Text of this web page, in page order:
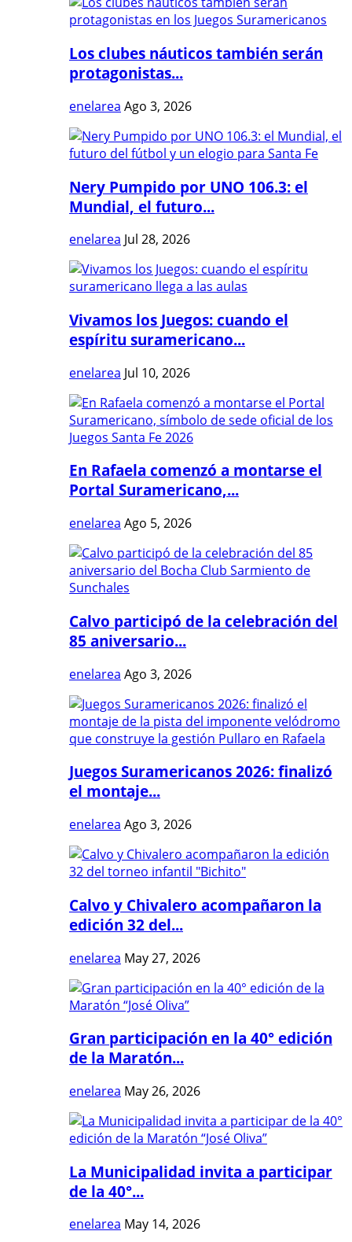
Los clubes náuticos también serán
protagonistas...
enelarea Ago 3, 2026
Nery Pumpido por UNO 106.3: el
Mundial, el futuro...
enelarea Jul 28, 2026
Vivamos los Juegos: cuando el
espíritu suramericano...
enelarea Jul 10, 2026
En Rafaela comenzó a montarse el
Portal Suramericano,...
enelarea Ago 5, 2026
Calvo participó de la celebración del
85 aniversario...
enelarea Ago 3, 2026
Juegos Suramericanos 2026: finalizó
el montaje...
enelarea Ago 3, 2026
Calvo y Chivalero acompañaron la
edición 32 del...
enelarea May 27, 2026
Gran participación en la 40° edición
de la Maratón...
enelarea May 26, 2026
La Municipalidad invita a participar
de la 40°...
enelarea May 14, 2026